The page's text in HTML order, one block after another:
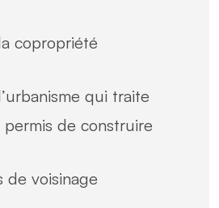
copropriété
qui traite
de construire
voisinage